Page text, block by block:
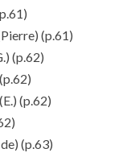
(p.61)
(p.62)
(p.62)
(p.62)
(p.63)